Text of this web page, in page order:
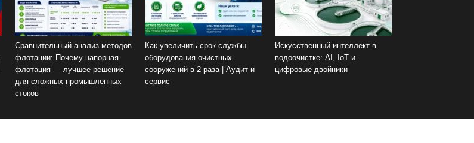
Сравнительный анализ методов
флотации: Почему напорная
флотация — лучшее решение
для сложных промышленных
стоков
Как увеличить срок службы
оборудования очистных
сооружений в 2 раза | Аудит и
сервис
Искусственный интеллект в
водоочистке: AI, IoT и
цифровые двойники